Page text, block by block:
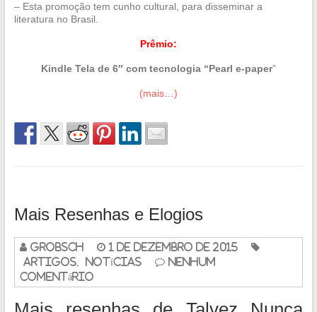
– Esta promoção tem cunho cultural, para disseminar a
literatura no Brasil.
Prêmio:
Kindle Tela de 6″ com tecnologia “Pearl e-paper”
(mais…)
Mais Resenhas e Elogios
grobsch
1 de dezembro de 2015
Artigos, Notícias
Nenhum
Comentário